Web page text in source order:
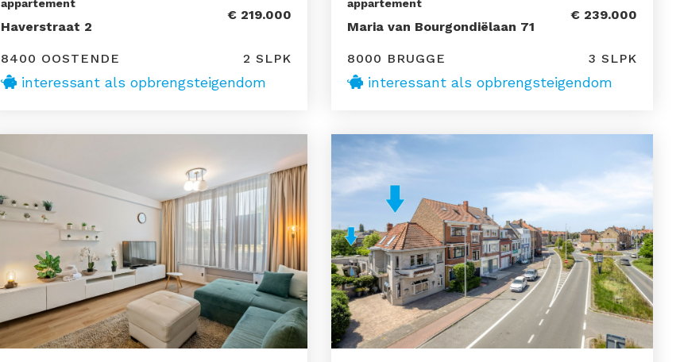
appartement
Haverstraat 2
€ 219.000
8400 OOSTENDE 2 SLPK
interessant als opbrengsteigendom
appartement
Maria van Bourgondiëlaan 71
€ 239.000
8000 BRUGGE 3 SLPK
interessant als opbrengsteigendom